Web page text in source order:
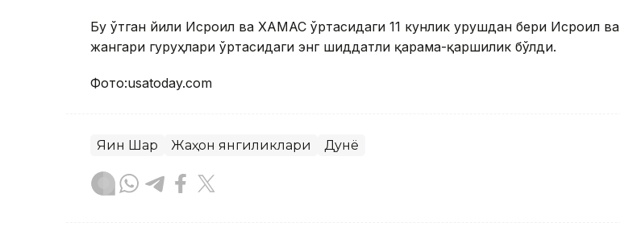
Бу ўтган йили Исроил ва ХАМАС ўртасидаги 11 кунлик урушдан бери Исроил ва
жангари гуруҳлари ўртасидаги энг шиддатли қарама-қаршилик бўлди.
Фото:usatoday.com
Яқин Шарқ Жаҳон янгиликлари Дунё